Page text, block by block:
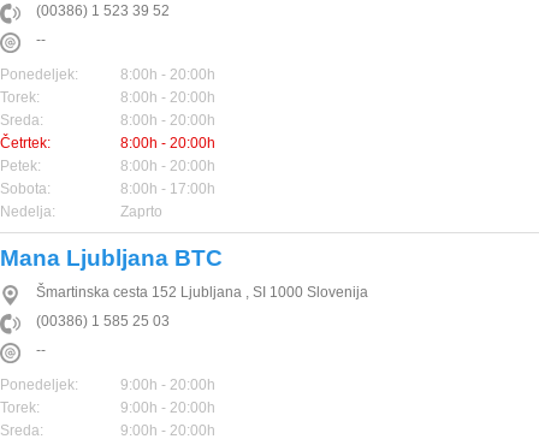
(00386) 1 523 39 52
--
Ponedeljek:
8:00h - 20:00h
Torek:
8:00h - 20:00h
Sreda:
8:00h - 20:00h
Četrtek:
8:00h - 20:00h
Petek:
8:00h - 20:00h
Sobota:
8:00h - 17:00h
Nedelja:
Zaprto
Mana Ljubljana BTC
Šmartinska cesta 152 Ljubljana , SI 1000 Slovenija
(00386) 1 585 25 03
--
Ponedeljek:
9:00h - 20:00h
Torek:
9:00h - 20:00h
Sreda:
9:00h - 20:00h